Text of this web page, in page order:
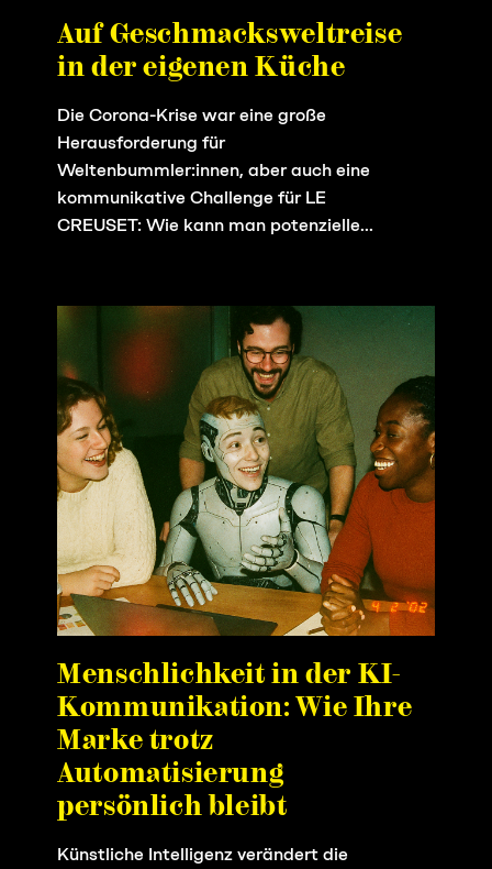
Auf Geschmacksweltreise
in der eigenen Küche
Die Corona-Krise war eine große
Herausforderung für
Weltenbummler:innen, aber auch eine
kommunikative Challenge für LE
CREUSET: Wie kann man potenzielle...
Menschlichkeit in der KI-
Kommunikation: Wie Ihre
Marke trotz
Automatisierung
persönlich bleibt
Künstliche Intelligenz verändert die